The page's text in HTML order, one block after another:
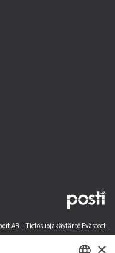
AB Tietosuojakäytäntö Evästeet
×